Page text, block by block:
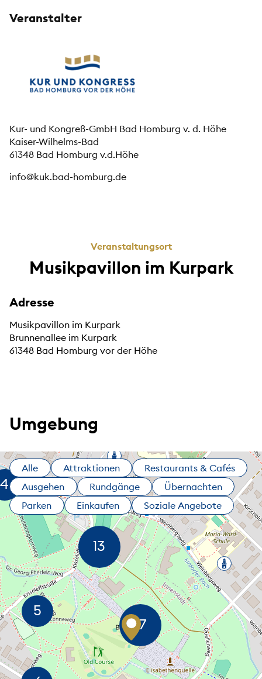
Veranstalter
Kur- und Kongreß-GmbH Bad Homburg v. d. Höhe
Kaiser-Wilhelms-Bad
61348 Bad Homburg v.d.Höhe
info@kuk.bad-homburg.de
Veranstaltungsort
Musikpavillon im Kurpark
Adresse
Musikpavillon im Kurpark
Brunnenallee im Kurpark
61348 Bad Homburg vor der Höhe
Umgebung
Alle Attraktionen
Restaurants & Cafés
Ausgehen
Rundgänge
Übernachten
Parken
Einkaufen Soziale Angebote